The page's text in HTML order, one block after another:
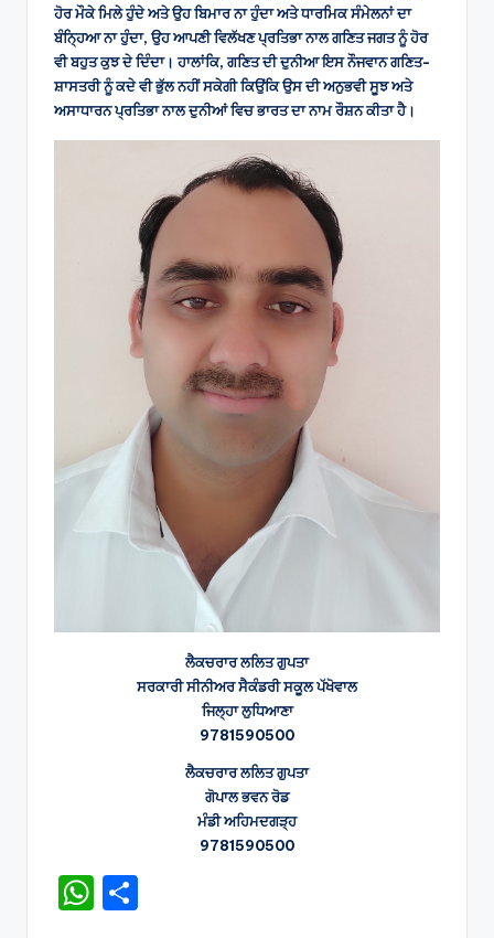
ਹੋਰ ਮੌਕੇ ਮਿਲੇ ਹੁੰਦੇ ਅਤੇ ਉਹ ਬਿਮਾਰ ਨਾ ਹੁੰਦਾ ਅਤੇ ਧਾਰਮਿਕ ਸੰਮੇਲਨਾਂ ਦਾ
ਬੰਨ੍ਹਿਆ ਨਾ ਹੁੰਦਾ, ਉਹ ਆਪਣੀ ਵਿਲੱਖਣ ਪ੍ਰਤਿਭਾ ਨਾਲ ਗਣਿਤ ਜਗਤ ਨੂੰ ਹੋਰ
ਵੀ ਬਹੁਤ ਕੁਝ ਦੇ ਦਿੰਦਾ। ਹਾਲਾਂਕਿ, ਗਣਿਤ ਦੀ ਦੁਨੀਆ ਇਸ ਨੌਜਵਾਨ ਗਣਿਤ-
ਸ਼ਾਸਤਰੀ ਨੂੰ ਕਦੇ ਵੀ ਭੁੱਲ ਨਹੀਂ ਸਕੇਗੀ ਕਿਉਂਕਿ ਉਸ ਦੀ ਅਨੁਭਵੀ ਸੂਝ ਅਤੇ
ਅਸਾਧਾਰਨ ਪ੍ਰਤਿਭਾ ਨਾਲ ਦੁਨੀਆਂ ਵਿਚ ਭਾਰਤ ਦਾ ਨਾਮ ਰੌਸ਼ਨ ਕੀਤਾ ਹੈ।
ਲੈਕਚਰਾਰ ਲਲਿਤ ਗੁਪਤਾ
ਸਰਕਾਰੀ ਸੀਨੀਅਰ ਸੈਕੰਡਰੀ ਸਕੂਲ ਪੱਖੋਵਾਲ
ਜਿਲ੍ਹਾ ਲੁਧਿਆਣਾ
9781590500
ਲੈਕਚਰਾਰ ਲਲਿਤ ਗੁਪਤਾ
ਗੋਪਾਲ ਭਵਨ ਰੋਡ
ਮੰਡੀ ਅਹਿਮਦਗੜ੍ਹ
9781590500
W